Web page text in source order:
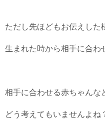
ただし先ほどもお伝えした
生まれた時から相手に合わ
相手に合わせる赤ちゃんな
どう考えてもいませんよね